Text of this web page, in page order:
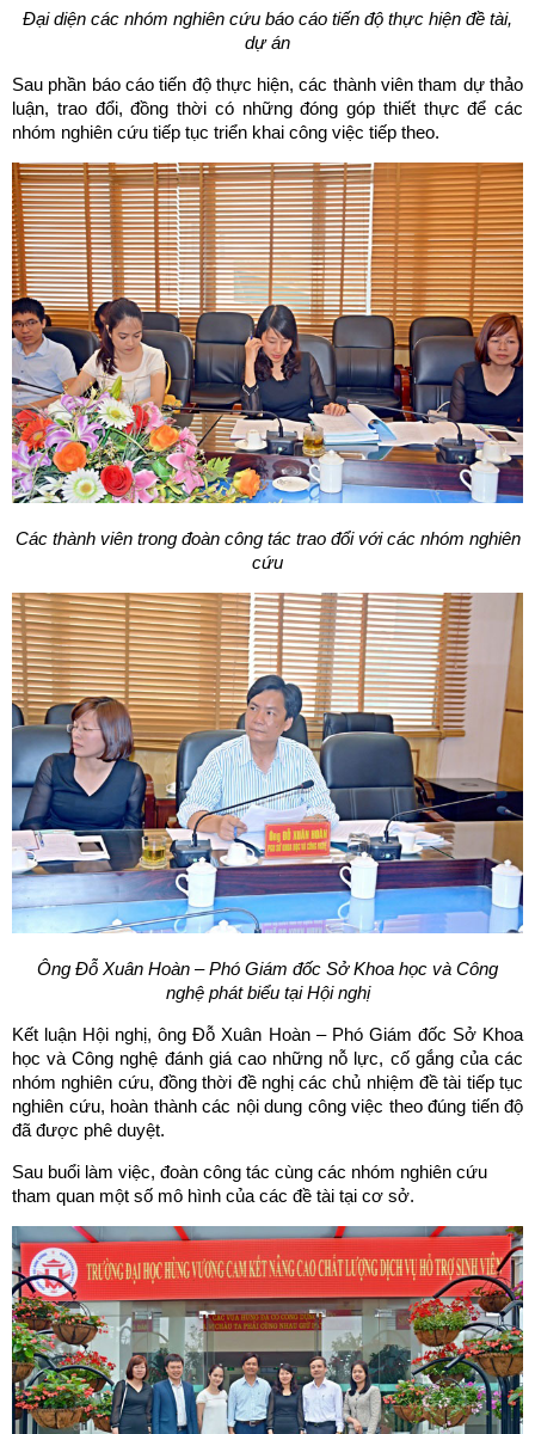
Đại diện các nhóm nghiên cứu báo cáo tiến độ thực hiện đề tài,
dự án
Sau phần báo cáo tiến độ thực hiện, các thành viên tham dự thảo
luận, trao đổi, đồng thời có những đóng góp thiết thực để các
nhóm nghiên cứu tiếp tục triển khai công việc tiếp theo.
Các thành viên trong đoàn công tác trao đổi với các nhóm nghiên
cứu
Ông Đỗ Xuân Hoàn – Phó Giám đốc Sở Khoa học và Công
nghệ phát biểu tại Hội nghị
Kết luận Hội nghị, ông Đỗ Xuân Hoàn – Phó Giám đốc Sở Khoa
học và Công nghệ đánh giá cao những nỗ lực, cố gắng của các
nhóm nghiên cứu, đồng thời đề nghị các chủ nhiệm đề tài tiếp tục
nghiên cứu, hoàn thành các nội dung công việc theo đúng tiến độ
đã được phê duyệt.
Sau buổi làm việc, đoàn công tác cùng các nhóm nghiên cứu
tham quan một số mô hình của các đề tài tại cơ sở.